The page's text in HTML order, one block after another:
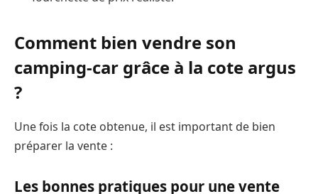
Comment bien vendre son
camping-car grâce à la cote argus
?
Une fois la cote obtenue, il est important de bien
préparer la vente :
Les bonnes pratiques pour une vente